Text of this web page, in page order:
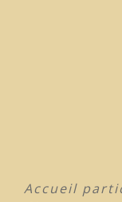
Accueil